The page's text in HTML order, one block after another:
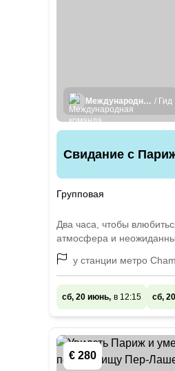
Международная команда гидов / Гид
Свидание с
Групповая
Два часа, чтобы
атмосфера и
у станции метро
сб, 20 июнь, в 12:15 сб,
€ 280